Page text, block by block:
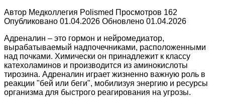
Автор Медколлегия Polismed Просмотров 162
Опубликовано 01.04.2026 Обновлено 01.04.2026
Адреналин – это гормон и нейромедиатор,
вырабатываемый надпочечниками, расположенными
над почками. Химически он принадлежит к классу
катехоламинов и производится из аминокислоты
тирозина. Адреналин играет жизненно важную роль в
реакции "бей или беги", мобилизуя энергию и ресурсы
организма для быстрого реагирования на угрозы.